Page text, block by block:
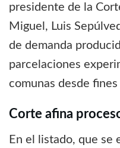
presidente de la
Miguel, Luis
de demanda
parcelaciones
comunas desde
Corte afina
En el listado, que se